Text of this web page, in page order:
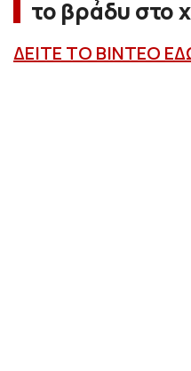
το βράδυ στο
ΔΕΙΤΕ ΤΟ ΒΙΝΤΕΟ